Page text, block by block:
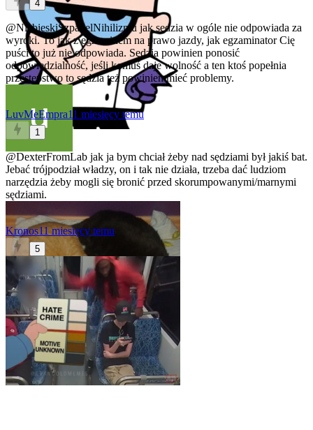
4
@NiebieskiSzpadelNihilizmu jak sędzia w ogóle nie odpowiada za
wyroki. To jak z egzaminem na prawo jazdy, jak egzaminator Cię
puści to już nie odpowiada. Sędzia powinien ponosić
odpowiedzialność, jeśli komuś daje wolność a ten ktoś popełnia
przestępstwo to sędzia też powinien mieć problemy.
LuvMeEmpra11 miesięcy temu
1
@DexterFromLab jak ja bym chciał żeby nad sędziami był jakiś bat.
Jebać trójpodział władzy, on i tak nie działa, trzeba dać ludziom
narzędzia żeby mogli się bronić przed skorumpowanymi/marnymi
sędziami.
Kronos11 miesięcy temu
5